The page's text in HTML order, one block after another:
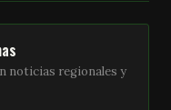
noticias regionales y